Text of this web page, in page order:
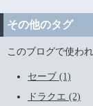
その他のタグ
このブログで使わ
セーブ (1)
ドラクエ (2)